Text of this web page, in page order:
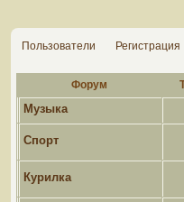
Пользователи Регистрация
Форум
Музыка
Спорт
Курилка